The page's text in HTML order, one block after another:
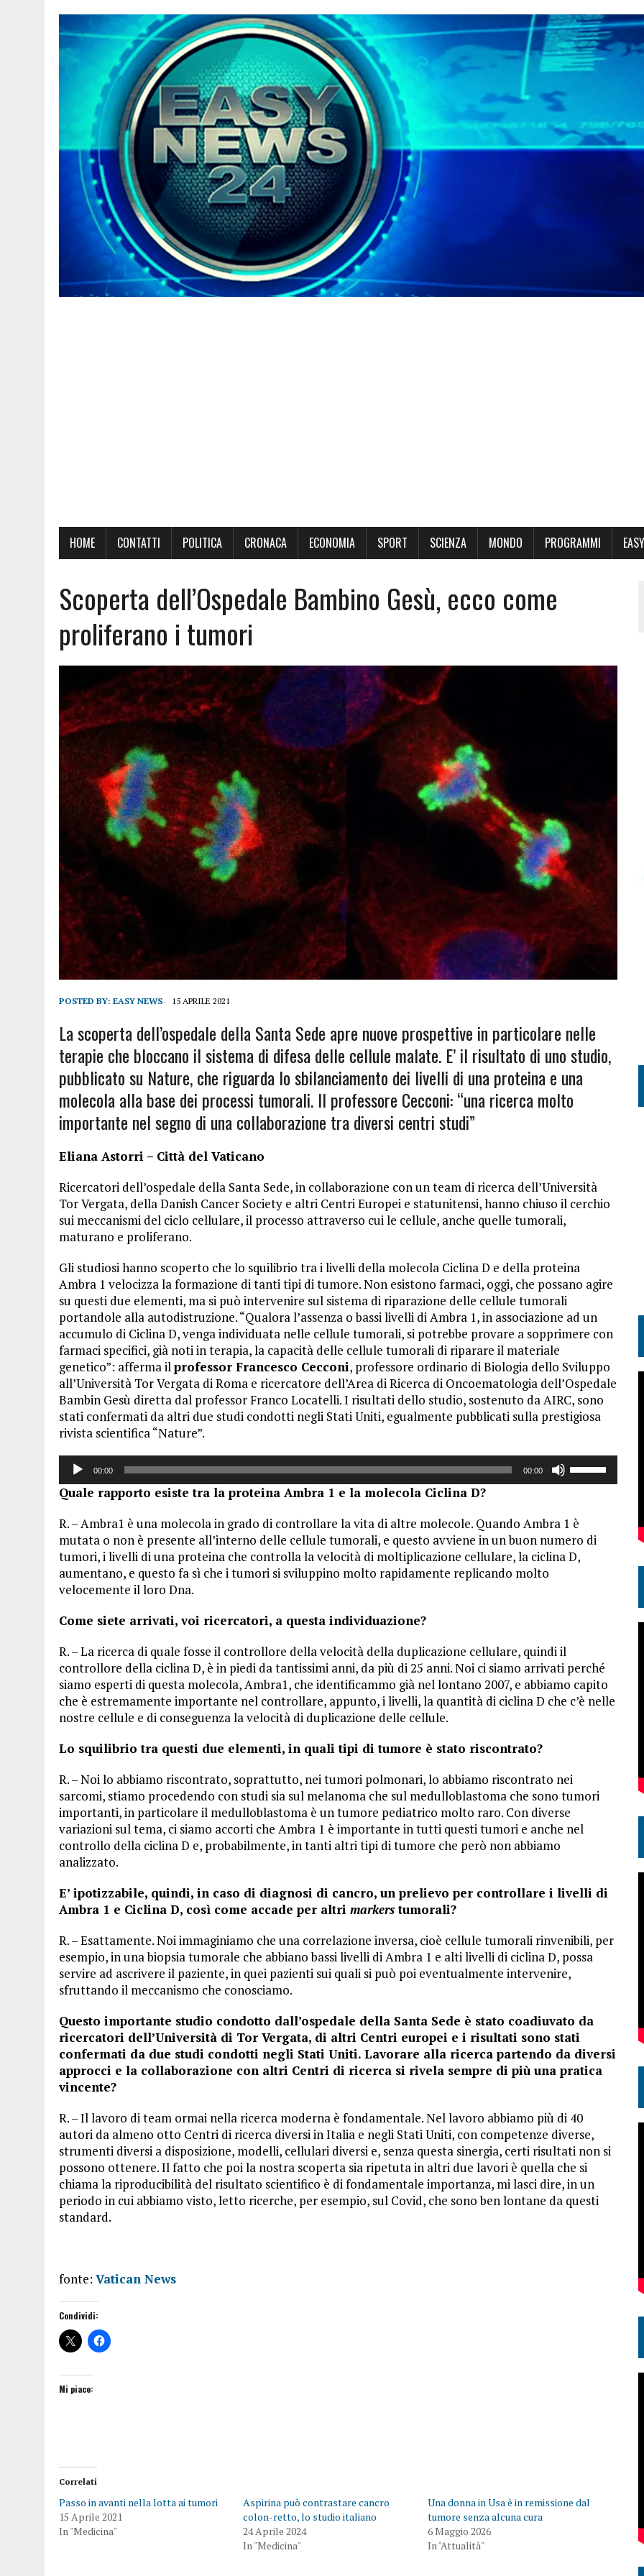
HOME CONTATTI POLITICA CRONACA ECONOMIA SPORT SCIENZA MONDO PROGRAMMI
Scoperta dell’Ospedale Bambino Gesù, ecco come
proliferano i tumori
POSTED BY: EASY NEWS 15 APRILE 2021
La scoperta dell’ospedale della Santa Sede apre nuove prospettive in particolare nelle
terapie che bloccano il sistema di difesa delle cellule malate. E’ il risultato di uno studio,
pubblicato su Nature, che riguarda lo sbilanciamento dei livelli di una proteina e una
molecola alla base dei processi tumorali. Il professore Cecconi: “una ricerca molto
importante nel segno di una collaborazione tra diversi centri studi”
Eliana Astorri – Città del Vaticano
Ricercatori dell’ospedale della Santa Sede, in collaborazione con un team di ricerca dell’Università
Tor Vergata, della Danish Cancer Society e altri Centri Europei e statunitensi, hanno chiuso il cerchio
sui meccanismi del ciclo cellulare, il processo attraverso cui le cellule, anche quelle tumorali,
maturano e proliferano.
Gli studiosi hanno scoperto che lo squilibrio tra i livelli della molecola Ciclina D e della proteina
Ambra 1 velocizza la formazione di tanti tipi di tumore. Non esistono farmaci, oggi, che possano agire
su questi due elementi, ma si può intervenire sul sistema di riparazione delle cellule tumorali
portandole alla autodistruzione. “Qualora l’assenza o bassi livelli di Ambra 1, in associazione ad un
accumulo di Ciclina D, venga individuata nelle cellule tumorali, si potrebbe provare a sopprimere con
farmaci specifici, già noti in terapia, la capacità delle cellule tumorali di riparare il materiale
genetico”: afferma ilprofessor Francesco Cecconi, professore ordinario di Biologia dello Sviluppo
all’Università Tor Vergata di Roma e ricercatore dell’Area di Ricerca di Oncoematologia dell’Ospedale
Bambin Gesù diretta dal professor Franco Locatelli. I risultati dello studio, sostenuto da AIRC, sono
stati confermati da altri due studi condotti negli Stati Uniti, egualmente pubblicati sulla prestigiosa
rivista scientifica “Nature”.
Audio
Player
00:00 00:00
su/giù
per
aumentare
Quale rapporto esiste tra la proteina Ambra 1 e la molecola Ciclina D?
R. – Ambra1 è una molecola in grado di controllare la vita di altre molecole. Quando Ambra 1 è
mutata o non è presente all’interno delle cellule tumorali, e questo avviene in un buon numero di
tumori, i livelli di una proteina che controlla la velocità di moltiplicazione cellulare, la ciclina D,
aumentano, e questo fa sì che i tumori si sviluppino molto rapidamente replicando molto
velocemente il loro Dna.
Come siete arrivati, voi ricercatori, a questa individuazione?
R. – La ricerca di quale fosse il controllore della velocità della duplicazione cellulare, quindi il
controllore della ciclina D, è in piedi da tantissimi anni, da più di 25 anni. Noi ci siamo arrivati perché
siamo esperti di questa molecola, Ambra1, che identificammo già nel lontano 2007, e abbiamo capito
che è estremamente importante nel controllare, appunto, i livelli, la quantità di ciclina D che c’è nelle
nostre cellule e di conseguenza la velocità di duplicazione delle cellule.
Lo squilibrio tra questi due elementi, in quali tipi di tumore è stato riscontrato?
R. – Noi lo abbiamo riscontrato, soprattutto, nei tumori polmonari, lo abbiamo riscontrato nei
sarcomi, stiamo procedendo con studi sia sul melanoma che sul medulloblastoma che sono tumori
importanti, in particolare il medulloblastoma è un tumore pediatrico molto raro. Con diverse
variazioni sul tema, ci siamo accorti che Ambra 1 è importante in tutti questi tumori e anche nel
controllo della ciclina D e, probabilmente, in tanti altri tipi di tumore che però non abbiamo
analizzato.
E’ ipotizzabile, quindi, in caso di diagnosi di cancro, un prelievo per controllare i livelli di
Ambra 1 e Ciclina D, così come accade per altri markerstumorali?
R. – Esattamente. Noi immaginiamo che una correlazione inversa, cioè cellule tumorali rinvenibili, per
esempio, in una biopsia tumorale che abbiano bassi livelli di Ambra 1 e alti livelli di ciclina D, possa
servire ad ascrivere il paziente, in quei pazienti sui quali si può poi eventualmente intervenire,
sfruttando il meccanismo che conosciamo.
Questo importante studio condotto dall’ospedale della Santa Sede è stato coadiuvato da
ricercatori dell’Università di Tor Vergata, di altri Centri europei e i risultati sono stati
confermati da due studi condotti negli Stati Uniti. Lavorare alla ricerca partendo da diversi
approcci e la collaborazione con altri Centri di ricerca si rivela sempre di più una pratica
vincente?
R. – Il lavoro di team ormai nella ricerca moderna è fondamentale. Nel lavoro abbiamo più di 40
autori da almeno otto Centri di ricerca diversi in Italia e negli Stati Uniti, con competenze diverse,
strumenti diversi a disposizione, modelli, cellulari diversi e, senza questa sinergia, certi risultati non si
possono ottenere. Il fatto che poi la nostra scoperta sia ripetuta in altri due lavori è quella che si
chiama la riproducibilità del risultato scientifico è di fondamentale importanza, mi lasci dire, in un
periodo in cui abbiamo visto, letto ricerche, per esempio, sul Covid, che sono ben lontane da questi
standard.
fonte: Vatican News
Condividi:
Mi piace:
Correlati
Passo in avanti nella lotta ai tumori
15 Aprile 2021
In "Medicina"
Aspirina può contrastare cancro
colon-retto, lo studio italiano
24 Aprile 2024
In "Medicina"
Una donna in Usa è in remissione dal
tumore senza alcuna cura
6 Maggio 2026
In "Attualità"